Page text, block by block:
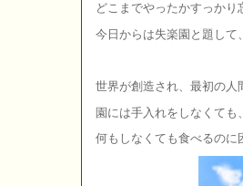
どこまでやったかすっか
今日からは失楽園と題して
世界が創造され、最初の人
園には手入れをしなくても
何もしなくても食べるのに